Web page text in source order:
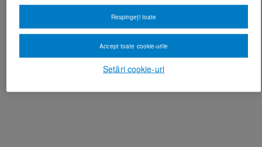
Setări cookie-uri
Respingeți toate
Accept toate cookie-urile